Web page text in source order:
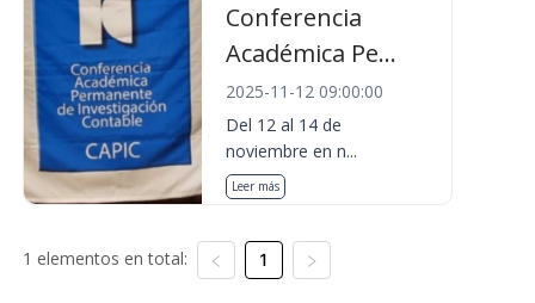
Conferencia
Académica Pe...
2025-11-12 09:00:00
Del 12 al 14 de
noviembre en n...
Leer más
1 elementos en total: 1